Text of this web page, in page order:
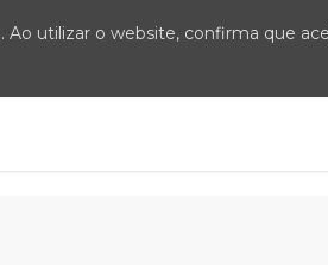
utilizar o website, confirma que